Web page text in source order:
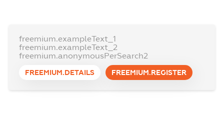
freemium.exampleText_1
freemium.exampleText_2
freemium.anonymousPerSearch2
FREEMIUM.DETAILS FREEMIUM.REGISTER